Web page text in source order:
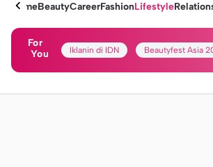
HomeBeautyCareerFashionLifestyle
For
You
Iklanin di IDN Beautyfest Asia